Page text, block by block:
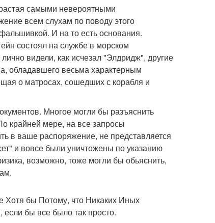
самыми невероятными
всем слухам по поводу этого
И на то есть основания.
состоял на службе в морском
видели, как исчезал "Элдридж", другие
обладавшего весьма характерным
о матросах, сошедших с корабля и
Многое могли бы разъяснить
крайней мере, на все запросы
в ваше распоряжение, не представляется
и вовсе были уничтожены по указанию
возможно, тоже могли бы обьяснить,
Хотя бы Потому, что Никаких Иных
бы все было так просто.